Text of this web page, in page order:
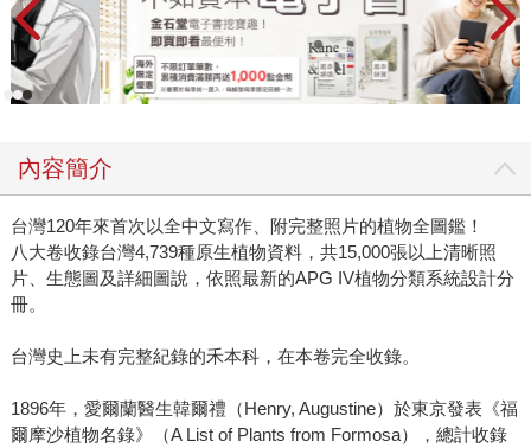
內容簡介
台灣120年來首次以全中文寫作、附完整照片的植物全圖鑑！
八大卷收錄台灣4,739種原生植物資料，共15,000張以上清晰照
片、生態圖及詳細圖說，依照最新的APG IV植物分類系統設計分
冊。
台灣史上未有完整紀錄的禾本科，在本卷完全收錄。
1896年，愛爾蘭醫生韓爾禮（Henry, Augustine）於東京發表《福
爾摩沙植物名錄》（A List of Plants from Formosa），總計收錄